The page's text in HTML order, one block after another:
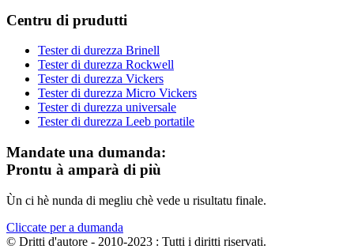
Centru di prudutti
Tester di durezza Brinell
Tester di durezza Rockwell
Tester di durezza Vickers
Tester di durezza Micro Vickers
Tester di durezza universale
Tester di durezza Leeb portatile
Mandate una dumanda:
Prontu à amparà di più
Ùn ci hè nunda di megliu chè vede u risultatu finale.
Cliccate per a dumanda
© Dritti d'autore - 2010-2023 : Tutti i diritti riservati.